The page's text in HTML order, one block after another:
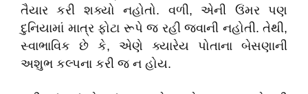
તૈયાર કરી શક્યો નહોતો. વળી, એની ઉંમર પણ
દુનિયામાં માત્ર ફોટા રૂપે જ રહી જવાની નહોતી. તેથી,
સ્વાભાવિક છે કે, એણે ક્યારેય પોતાના બેસણાની
અશુભ કલ્પના કરી જ ન હોય.